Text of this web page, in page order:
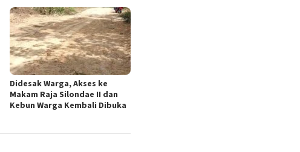
Didesak Warga, Akses ke
Makam Raja Silondae II dan
Kebun Warga Kembali Dibuka